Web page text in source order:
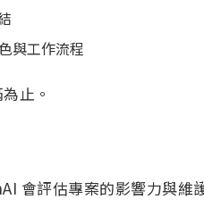
與工作流程
止。
會評估專案的影響力與維